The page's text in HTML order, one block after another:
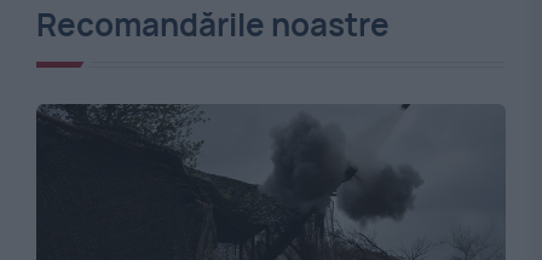
Recomandările noastre